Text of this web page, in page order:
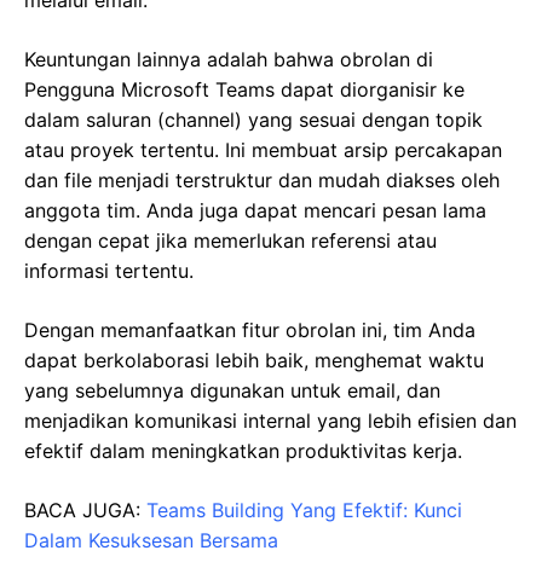
Keuntungan lainnya adalah bahwa obrolan di
Pengguna Microsoft Teams dapat diorganisir ke
dalam saluran (channel) yang sesuai dengan topik
atau proyek tertentu. Ini membuat arsip percakapan
dan file menjadi terstruktur dan mudah diakses oleh
anggota tim. Anda juga dapat mencari pesan lama
dengan cepat jika memerlukan referensi atau
informasi tertentu.
Dengan memanfaatkan fitur obrolan ini, tim Anda
dapat berkolaborasi lebih baik, menghemat waktu
yang sebelumnya digunakan untuk email, dan
menjadikan komunikasi internal yang lebih efisien dan
efektif dalam meningkatkan produktivitas kerja.
BACA JUGA: Teams Building Yang Efektif: Kunci
Dalam Kesuksesan Bersama